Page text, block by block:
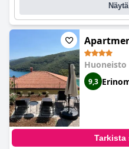
Huoneisto
9,3
Tarkista